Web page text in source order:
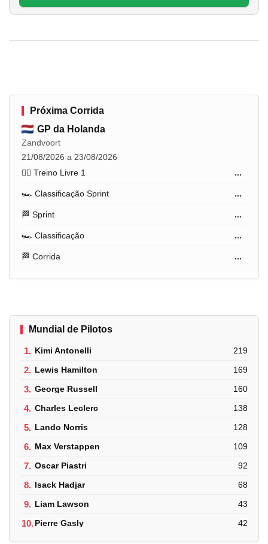
Próxima Corrida
GP da Holanda
Zandvoort
21/08/2026 a 23/08/2026
🏋️‍♂️ Treino Livre 1
...
🏎️ Classificação Sprint ...
🏁 Sprint ...
🏎️ Classificação ...
🏁 Corrida ...
Mundial de Pilotos
1. Kimi Antonelli 219
2. Lewis Hamilton 169
3. George Russell 160
4. Charles Leclerc 138
5. Lando Norris 128
6. Max Verstappen 109
7. Oscar Piastri 92
8. Isack Hadjar 68
9. Liam Lawson 43
10.Pierre Gasly 42